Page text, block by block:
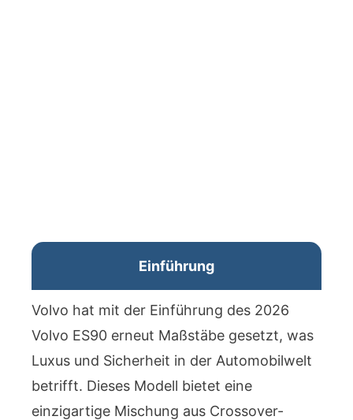
Einführung
Volvo hat mit der Einführung des 2026
Volvo ES90 erneut Maßstäbe gesetzt, was
Luxus und Sicherheit in der Automobilwelt
betrifft. Dieses Modell bietet eine
einzigartige Mischung aus Crossover-